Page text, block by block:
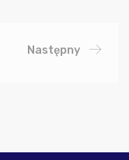
Następny